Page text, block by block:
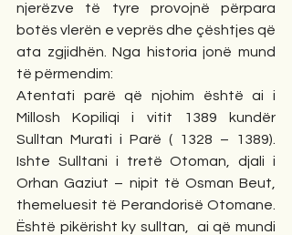
njerëzve të tyre provojnë përpara
botës vlerën e veprës dhe çështjes që
ata zgjidhën. Nga historia jonë mund
të përmendim:
Atentati parë që njohim është ai i
Millosh Kopiliqi i vitit 1389 kundër
Sulltan Murati i Parë ( 1328 – 1389).
Ishte Sulltani i tretë Otoman, djali i
Orhan Gaziut – nipit të Osman Beut,
themeluesit të Perandorisë Otomane.
Është pikërisht ky sulltan,  ai që mundi